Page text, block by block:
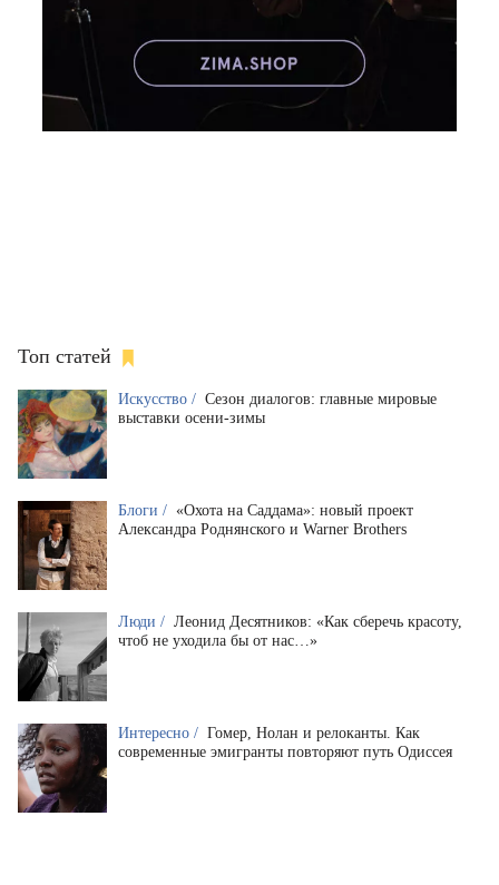
Топ статей
Искусство / Сезон диалогов: главные мировые
выставки осени-зимы
Блоги / «Охота на Саддама»: новый проект
Александра Роднянского и Warner Brothers
Люди / Леонид Десятников: «Как сберечь красоту,
чтоб не уходила бы от нас…»
Интересно / Гомер, Нолан и релоканты. Как
современные эмигранты повторяют путь Одиссея